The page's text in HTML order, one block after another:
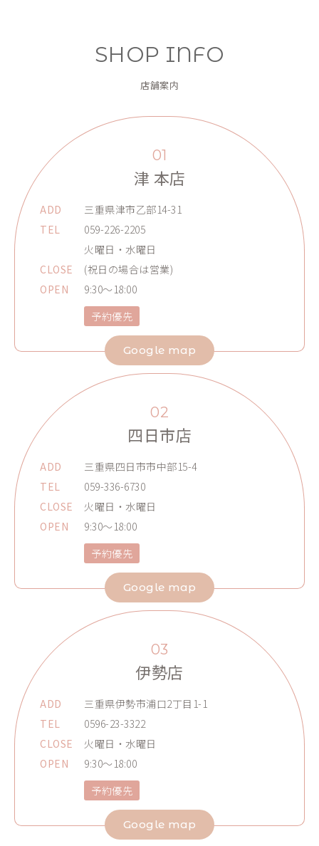
SHOP INFO
店舗案内
01
津 本店
ADD
三重県津市乙部14-31
TEL
059-226-2205
CLOSE
火曜日・水曜日
(祝日の場合は営業)
OPEN
9:30～18:00
予約優先
Google map
02
四日市店
ADD
三重県四日市市中部15-4
TEL
059-336-6730
CLOSE
火曜日・水曜日
OPEN
9:30～18:00
予約優先
Google map
03
伊勢店
ADD
三重県伊勢市浦口2丁目1-1
TEL
0596-23-3322
CLOSE
火曜日・水曜日
OPEN
9:30～18:00
予約優先
Google map